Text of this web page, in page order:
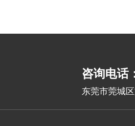
咨询电话
东莞市莞城